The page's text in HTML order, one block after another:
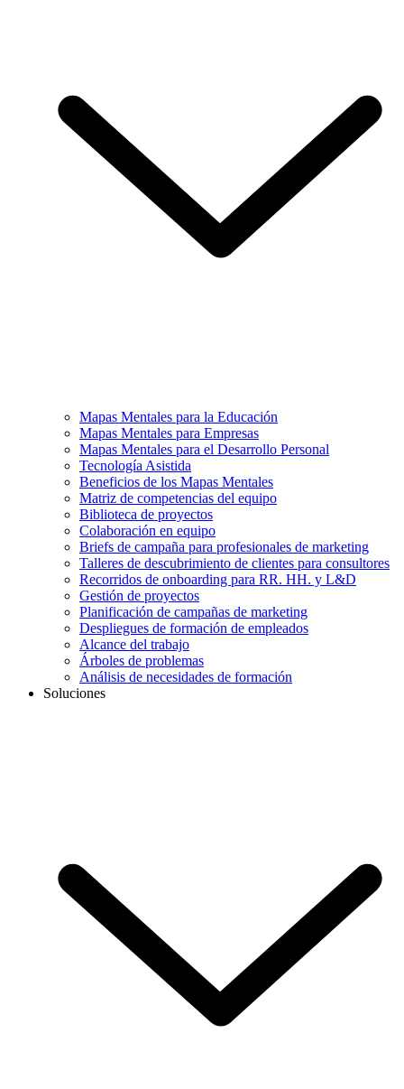
Mapas Mentales para la Educación
Mapas Mentales para Empresas
Mapas Mentales para el Desarrollo Personal
Tecnología Asistida
Beneficios de los Mapas Mentales
Matriz de competencias del equipo
Biblioteca de proyectos
Colaboración en equipo
Briefs de campaña para profesionales de marketing
Talleres de descubrimiento de clientes para consultores
Recorridos de onboarding para RR. HH. y L&D
Gestión de proyectos
Planificación de campañas de marketing
Despliegues de formación de empleados
Alcance del trabajo
Árboles de problemas
Análisis de necesidades de formación
Soluciones